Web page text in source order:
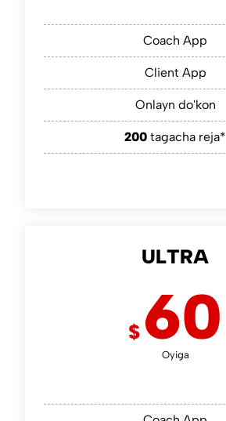
Coach App
Client App
Onlayn do'kon
200 tagacha reja*
ULTRA
$ 60
Oyiga